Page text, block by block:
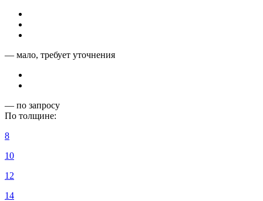
— мало, требует уточнения
— по запросу
По толщине:
8
10
12
14